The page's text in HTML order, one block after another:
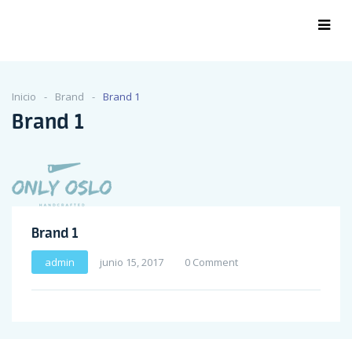
Inicio Brand Brand 1
Brand 1
Brand 1
admin junio 15, 2017 0 Comment